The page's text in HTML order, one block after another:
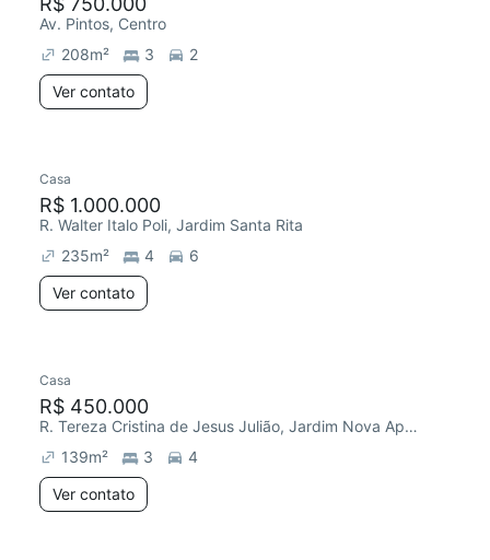
Av. Pintos, Centro
208m² 3
2
Ver contato
Casa
R$ 1.000.000
R. Walter Italo Poli, Jardim Santa Rita
235m² 4
6
Ver contato
Casa
R$ 450.000
R. Tereza Cristina de Jesus Julião, Jardim Nova Aparecida
139m² 3
4
Ver contato